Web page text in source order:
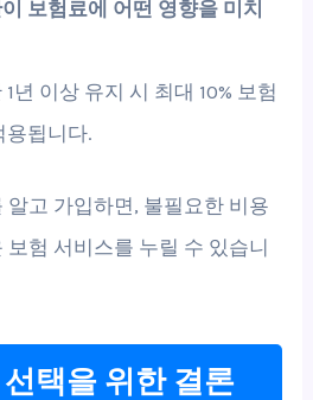
보험료에 어떤 영향을 미치
년 이상 유지 시 최대 10% 보험
용됩니다.
알고 가입하면, 불필요한 비용
험 서비스를 누릴 수 있습니
택을 위한 결론